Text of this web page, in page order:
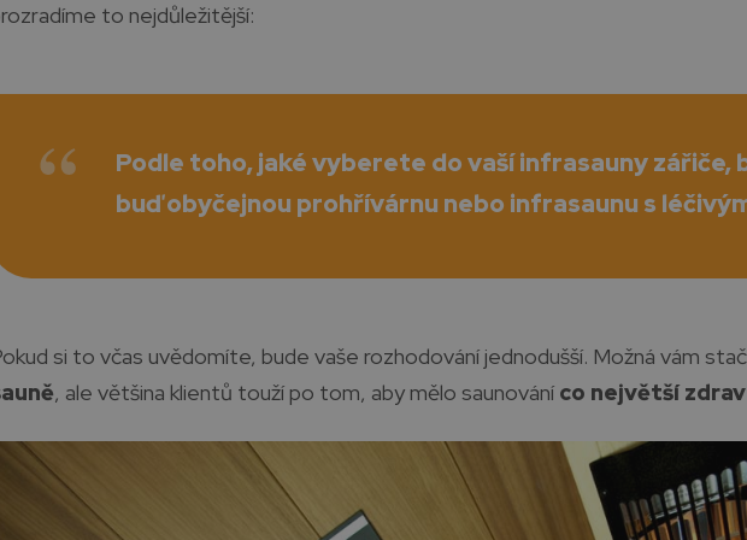
to nejdůležitější:
Podle toho, jaké vyberete do vaší infrasauny zářiče,
buď obyčejnou prohřívárnu nebo infrasaunu s
si to včas uvědomíte, bude vaše rozhodování jednodušší. Možná vám
, ale většina klientů touží po tom, aby mělo saunování co největší